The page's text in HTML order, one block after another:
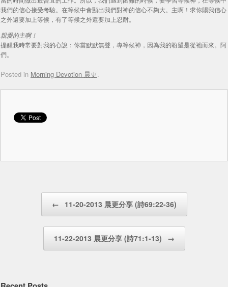
我們的信心接受考驗。在等候中會顯出我們對神的信心不夠大。主啊！求你賜我信心
之外還要加上等候，有了等候之外還要加上忍耐。
親愛的主啊！
提醒我時常要對我的心說：你當默默無聲，專等候神，因為我的盼望是從祂而來。阿
們。
Posted in Morning Devotion 晨更.
← 11-20-2013 晨更分享 (詩69:22-36)
11-22-2013 晨更分享 (詩71:1-13) →